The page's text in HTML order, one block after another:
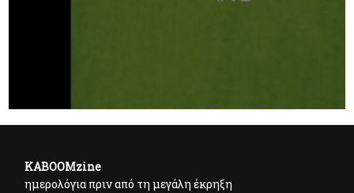
KABOOMzine
ημερολόγια πριν από τη μεγάλη έκρηξη